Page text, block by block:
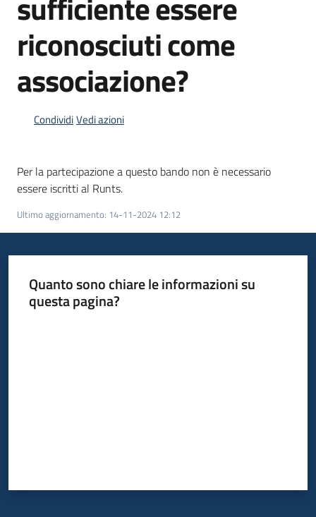
Mediateca
Giuseppe
Guglielmi
riconosciuti come
associazione?
CondividiVedi azioni
Per la partecipazione a questo bando non è necessario
essere iscritti al Runts.
Ultimo aggiornamento: 14-11-2024 12:12
Quanto sono chiare le informazioni su
questa pagina?